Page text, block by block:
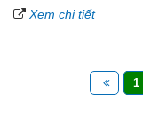
Xem chi tiết
1